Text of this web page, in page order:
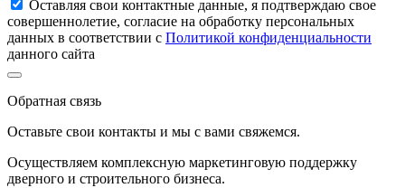
Оставляя свои контактные данные, я подтверждаю свое
совершеннолетие, согласие на обработку персональных
данных в соответствии с Политикой конфиденциальности
данного сайта
Обратная связь
Оставьте свои контакты и мы с вами свяжемся.
Осуществляем комплексную маркетинговую поддержку
дверного и строительного бизнеса.